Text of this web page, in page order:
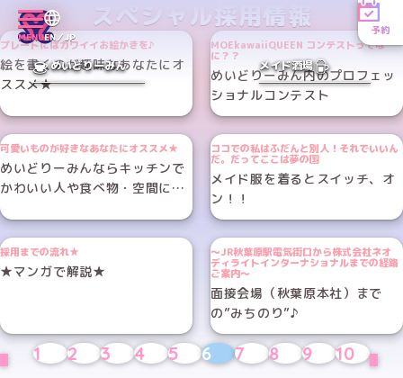
MENUEN／JP
予約
めいどりーみん メイド酒場
スペシャル採用情報
プレートにはカワイイお絵かきを♪
絵を書くのが趣味なあなたにオ
ススメ★
MOEkawaiiQUEEN コンテストってな
に？？
めいどりーみん内のプロフェッ
ショナルコンテスト
可愛いものが好きなあなたにオススメ★
めいどりーみんならキッチンで
かわいい人や食べ物・空間に囲
まれてお仕事できます！
ココでの私はふだんと別人！それでいいん
だ。だってここは夢の国
メイド服を着るとスイッチ、オ
ン！！
採用までの流れ★
★マンガで解説★
～JR秋葉原駅電気街口から株式会社ネオ
ディライトインターナショナルまでの経路
ご案内～
面接会場（秋葉原本社）まで
の”みちのり”♪
PREV
1 2 3 4 5 6 7 8 9 10